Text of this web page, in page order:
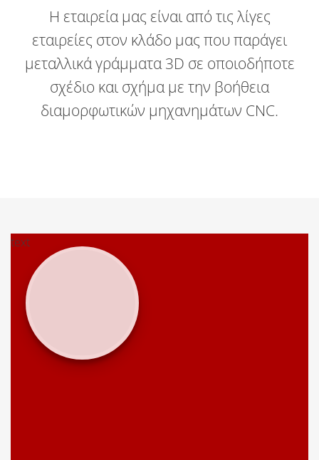
Η εταιρεία μας είναι από τις λίγες
εταιρείες στον κλάδο μας που παράγει
μεταλλικά γράμματα 3D σε οποιοδήποτε
σχέδιο και σχήμα με την βοήθεια
διαμορφωτικών μηχανημάτων CNC.
text